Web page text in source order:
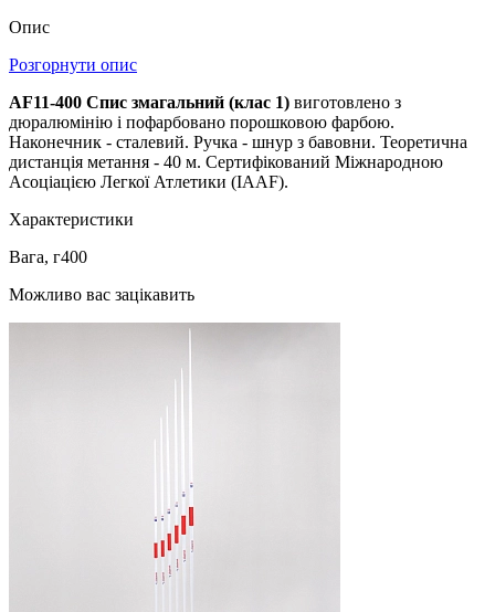
Опис
Розгорнути опис
AF11-400 Спис змагальний (клас 1) виготовлено з
дюралюмінію і пофарбовано порошковою фарбою.
Наконечник - сталевий. Ручка - шнур з бавовни. Теоретична
дистанція метання - 40 м. Сертифікований Міжнародною
Асоціацією Легкої Атлетики (IAAF).
Характеристики
Вага, г400
Можливо вас зацікавить